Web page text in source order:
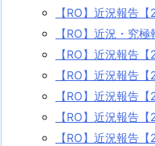
【RO】近況報告
【RO】近況・究
【RO】近況報告
【RO】近況報告
【RO】近況報告
【RO】近況報告
【RO】近況報告